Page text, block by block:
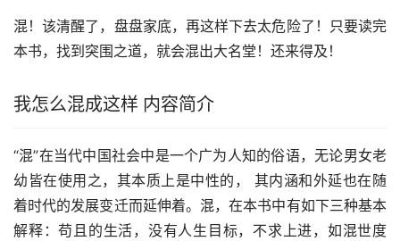
混！该清醒了，盘盘家底，再这样下去太危险了！只要读完
本书，找到突围之道，就会混出大名堂！还来得及！
我怎么混成这样 内容简介
“混”在当代中国社会中是一个广为人知的俗语，无论男女老
幼皆在使用之，其本质上是中性的， 其内涵和外延也在随
着时代的发展变迁而延伸着。混，在本书中有如下三种基本
解释：苟且的生活，没有人生目标，不求上进，如混世度